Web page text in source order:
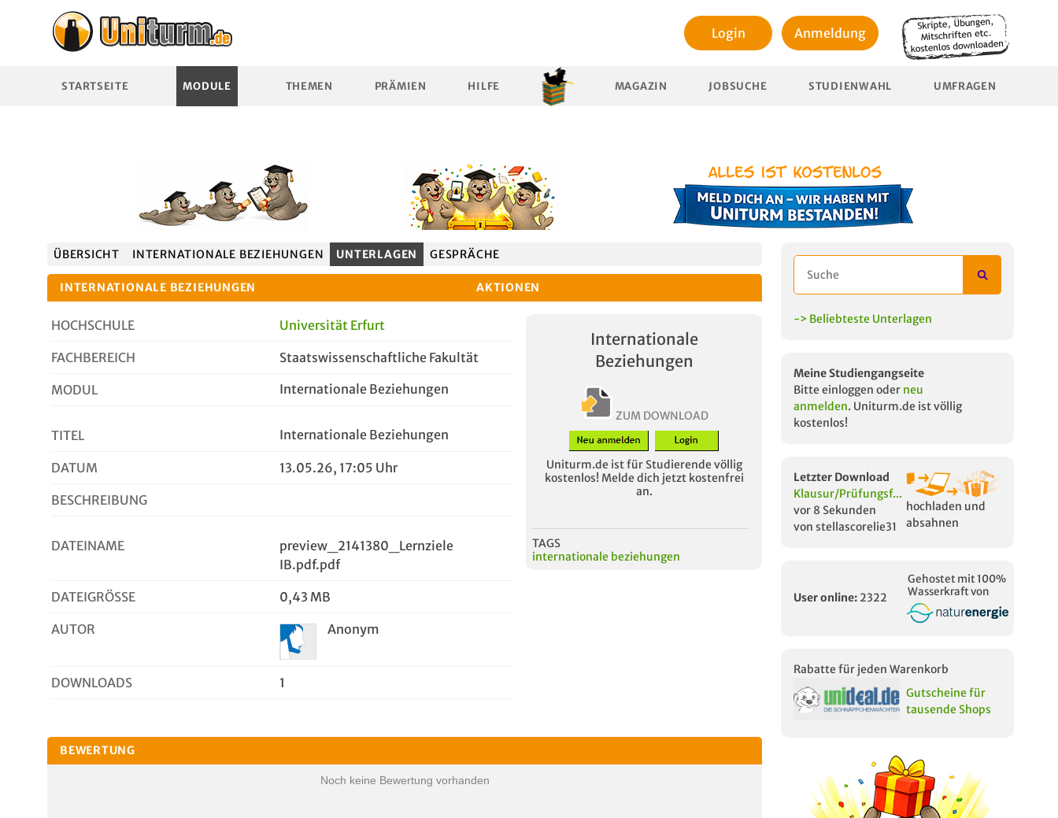
Login Anmeldung
STARTSEITE MODULE THEMEN PRÄMIEN HILFE MAGAZIN JOBSUCHE STUDIENWAHL UMFRAGEN
ÜBERSICHT INTERNATIONALE BEZIEHUNGEN UNTERLAGEN GESPRÄCHE
INTERNATIONALE BEZIEHUNGEN AKTIONEN
HOCHSCHULE Universität Erfurt
FACHBEREICH Staatswissenschaftliche Fakultät
MODUL Internationale Beziehungen
TITEL Internationale Beziehungen
DATUM 13.05.26, 17:05 Uhr
BESCHREIBUNG
DATEINAME
preview_2141380_Lernziele
IB.pdf.pdf
DATEIGRÖSSE 0,43 MB
AUTOR Anonym
DOWNLOADS 1
Internationale
Beziehungen
ZUM DOWNLOAD
Uniturm.de ist für Studierende völlig
kostenlos! Melde dich jetzt kostenfrei
an.
TAGS
internationale beziehungen
BEWERTUNG
Noch keine Bewertung vorhanden
-> Beliebteste Unterlagen
Meine Studiengangseite
Bitte einloggen oder neu
anmelden. Uniturm.de ist völlig
kostenlos!
Letzter Download
Klausur/Prüfungsf...
vor 8 Sekunden
von stellascorelie31
hochladen und
absahnen
User online: 2322
Gehostet mit 100%
Wasserkraft von
Rabatte für jeden Warenkorb
Gutscheine für
tausende Shops